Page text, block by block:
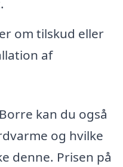
om tilskud eller
af
kan du også
og hvilke
denne. Prisen på